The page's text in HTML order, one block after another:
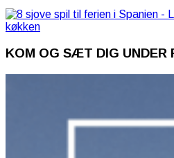
KOM OG SÆT DIG UNDER